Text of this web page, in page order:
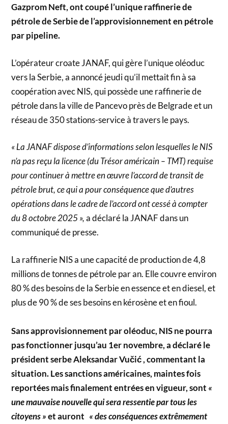
Gazprom Neft, ont coupé l’unique raffinerie de
pétrole de Serbie de l’approvisionnement en pétrole
par pipeline.
L’opérateur croate JANAF, qui gère l’unique oléoduc
vers la Serbie, a annoncé jeudi qu’il mettait fin à sa
coopération avec NIS, qui possède une raffinerie de
pétrole dans la ville de Pancevo près de Belgrade et un
réseau de 350 stations-service à travers le pays.
« La JANAF dispose d’informations selon lesquelles le NIS
n’a pas reçu la licence (du Trésor américain – TMT) requise
pour continuer à mettre en œuvre l’accord de transit de
pétrole brut, ce qui a pour conséquence que d’autres
opérations dans le cadre de l’accord ont cessé à compter
du 8 octobre 2025 »,a déclaré la JANAF dans un
communiqué de presse.
La raffinerie NIS a une capacité de production de 4,8
millions de tonnes de pétrole par an. Elle couvre environ
80 % des besoins de la Serbie en essence et en diesel, et
plus de 90 % de ses besoins en kérosène et en fioul.
Sans approvisionnement par oléoduc, NIS ne pourra
pas fonctionner jusqu’au 1er novembre, a déclaré le
président serbe Aleksandar Vučić , commentant la
situation. Les sanctions américaines, maintes fois
reportées mais finalement entrées en vigueur, sont «
une mauvaise nouvelle qui sera ressentie par tous les
citoyens »et auront « des conséquences extrêmement